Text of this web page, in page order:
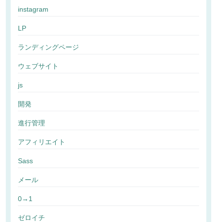
instagram
LP
ランディングページ
ウェブサイト
js
開発
進行管理
アフィリエイト
Sass
メール
0→1
ゼロイチ